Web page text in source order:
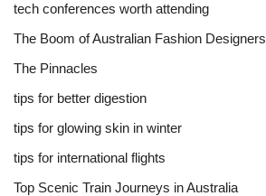
tech conferences worth attending
The Boom of Australian Fashion Designers
The Pinnacles
tips for better digestion
tips for glowing skin in winter
tips for international flights
Top Scenic Train Journeys in Australia